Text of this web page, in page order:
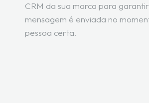
CRM da sua marca para
mensagem é enviada no
pessoa certa.